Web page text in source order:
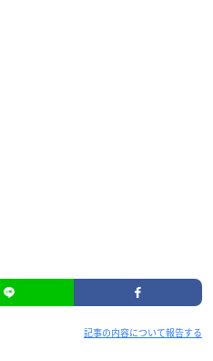
記事の内容について報告する